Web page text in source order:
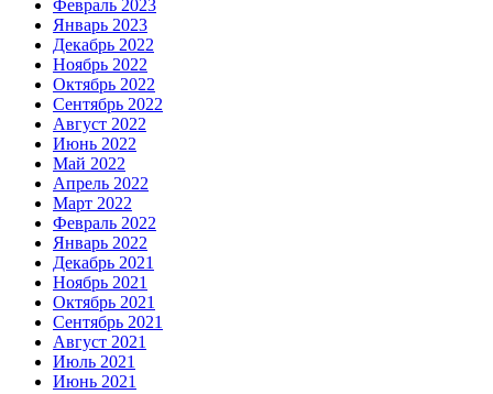
Февраль 2023
Январь 2023
Декабрь 2022
Ноябрь 2022
Октябрь 2022
Сентябрь 2022
Август 2022
Июнь 2022
Май 2022
Апрель 2022
Март 2022
Февраль 2022
Январь 2022
Декабрь 2021
Ноябрь 2021
Октябрь 2021
Сентябрь 2021
Август 2021
Июль 2021
Июнь 2021